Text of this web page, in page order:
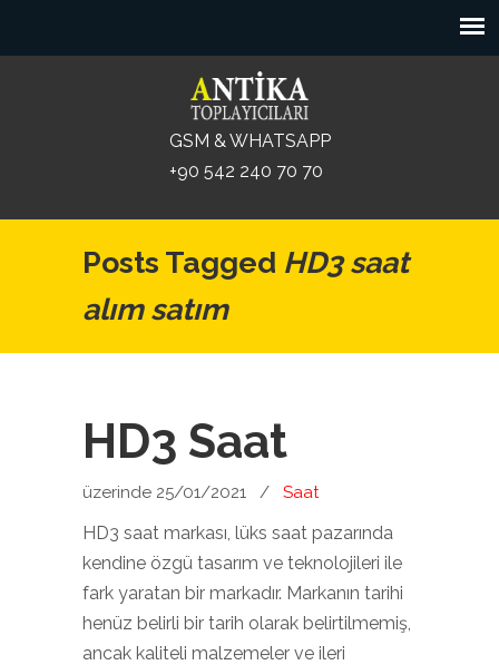
GSM & WHATSAPP
+90 542 240 70 70
Posts Tagged HD3 saat
alım satım
HD3 Saat
üzerinde 25/01/2021 / Saat
HD3 saat markası, lüks saat pazarında
kendine özgü tasarım ve teknolojileri ile
fark yaratan bir markadır. Markanın tarihi
henüz belirli bir tarih olarak belirtilmemiş,
ancak kaliteli malzemeler ve ileri